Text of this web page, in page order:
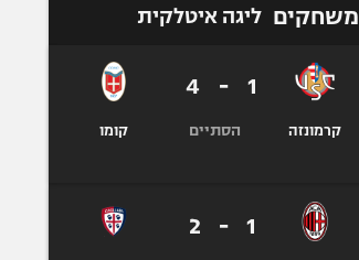
משחקים ליגה איטלקית
קרמונזה
1
-
4
הסתיים קומו
1
-
2